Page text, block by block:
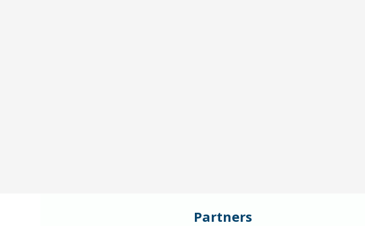
Partners